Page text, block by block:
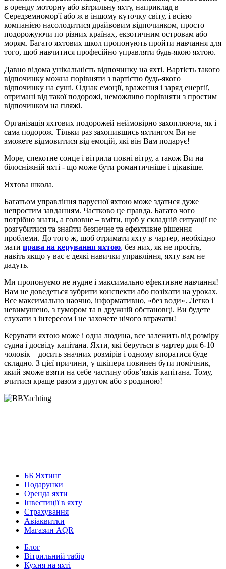
в оренду моторну або вітрильну яхту, наприклад в
Середземномор'ї або ж в іншому куточку світу, і всією
компанією насолодитися драйвовим відпочинком, просто
подорожуючи по різних країнах, екзотичним островам або
морям. Багато яхтових школ пропонують пройти навчання для
того, щоб навчитися професійно управляти будь-якою яхтою.
Давно відома унікальність відпочинку на яхті. Вартість такого
відпочинку можна порівняти з вартістю будь-якого
відпочинку на суші. Однак емоції, враження і заряд енергії,
отримані від такої подорожі, неможливо порівняти з простим
відпочинком на пляжі.
Організація яхтових подорожей неймовірно захоплююча, як і
сама подорож. Тільки раз захопившись яхтингом Ви не
зможете відмовитися від емоцій, які він Вам подарує!
Море, спекотне сонце і вітрила повні вітру, а також Ви на
білосніжній яхті - що може бути романтичніше і цікавіше.
Яхтова школа.
Багатьом управління парусної яхтою може здатися дуже
непростим завданням. Частково це правда. Багато чого
потрібно знати, а головне – вміти, щоб у складній ситуації не
розгубитися та знайти безпечне та ефективне рішення
проблеми. До того ж, щоб отримати яхту в чартер, необхідно
мати права на керування яхтою, без них, як не просіть,
навіть якщо у вас є деякі навички управління, яхту вам не
дадуть.
Ми пропонуємо не нудне і максимально ефективне навчання!
Вам не доведеться зубрити конспекти або позіхати на уроках.
Все максимально наочно, інформативно, «без води». Легко і
невимушено, з гумором та в дружній обстановці. Ви будете
слухати з інтересом і не захочете нічого втрачати!
Керувати яхтою може і одна людина, все залежить від розміру
судна і досвіду капітана. Яхти, які беруться в чартер для 6-10
чоловік – досить значних розмірів і одному впоратися буде
складно. З цієї причини, у шкіпера повинен бути помічник,
який зможе взяти на себе частину обов’язків капітана. Тому,
вчитися краще разом з другом або з родиною!
ББ Яхтинг
Подарунки
Оренда яхти
Інвестиції в яхту
Страхування
Авіаквитки
Магазин AQR
Блог
Вітрильний табір
Кухня на яхті